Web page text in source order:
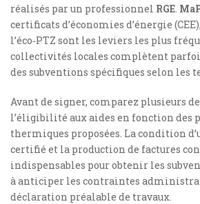
réalisés par un professionnel RGE.
certificats d’économies d’énergie
l’éco‑PTZ sont les leviers les plus
collectivités locales complètent
des subventions spécifiques selon les
Avant de signer, comparez plusieurs
l’éligibilité aux aides en fonction des
thermiques proposées. La condition
certifié et la production de factures
indispensables pour obtenir les
à anticiper les contraintes
déclaration préalable de travaux.